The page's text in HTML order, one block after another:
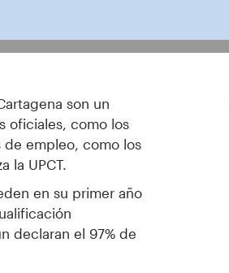
son un
oficiales, como los
de empleo, como los
la UPCT.
en su primer año
declaran el 97% de